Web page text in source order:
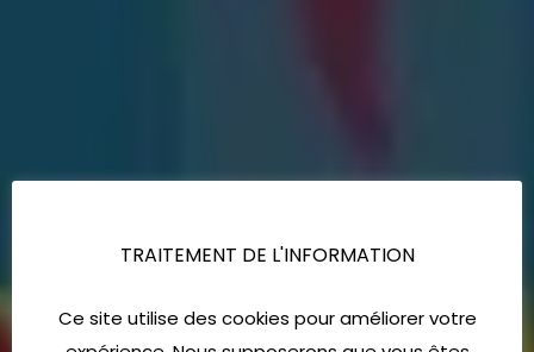
TRAITEMENT DE L'INFORMATION
Ce site utilise des cookies pour améliorer votre